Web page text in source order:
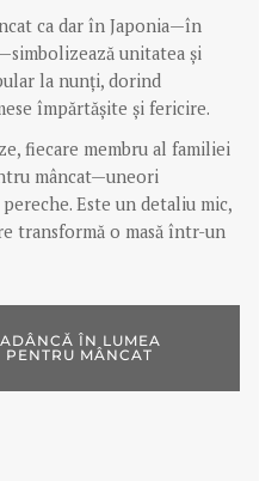
ca dar în Japonia—în
unitatea și
la nunți, dorind
împărtășite și fericire.
fiecare membru al familiei
mâncat—uneori
Este un detaliu mic,
transformă o masă într-un
ÎN LUMEA
PENTRU MÂNCAT